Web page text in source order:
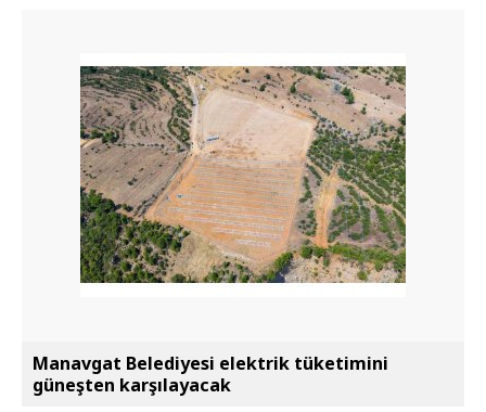
Manavgat Belediyesi elektrik tüketimini
güneşten karşılayacak